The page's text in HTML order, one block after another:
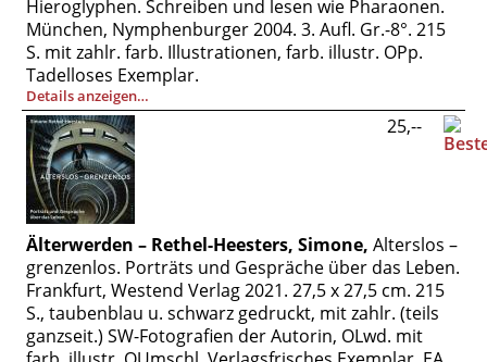
AGB
Vertrag widerrufen
Widerrufsbelehrung
Datenschutz
Impressum
Hieroglyphen. Schreiben und lesen wie Pharaonen.
München, Nymphenburger 2004. 3. Aufl. Gr.-8°. 215
S. mit zahlr. farb. Illustrationen, farb. illustr. OPp.
Tadelloses Exemplar.
Details anzeigen…
Älterwerden – Rethel-Heesters, Simone, Alterslos –
grenzenlos. Porträts und Gespräche über das Leben.
Frankfurt, Westend Verlag 2021. 27,5 x 27,5 cm. 215
S., taubenblau u. schwarz gedruckt, mit zahlr. (teils
ganzseit.) SW-Fotografien der Autorin, OLwd. mit
25,--